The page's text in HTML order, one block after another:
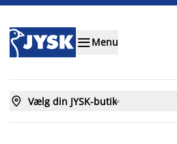
Menu
 Vælg din JYSK-butik